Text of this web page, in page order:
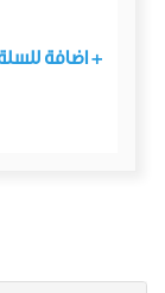
+ اضافة